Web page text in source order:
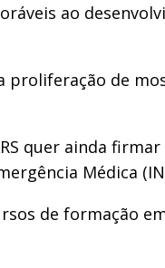
ao
proliferação de
quer ainda
Médica
de formação